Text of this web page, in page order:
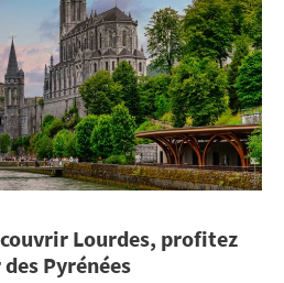
Lourdes, profitez
Pyrénées